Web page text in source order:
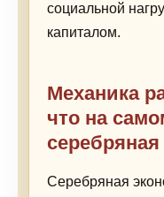
социальной
капиталом.
Механика
что на
Серебряная